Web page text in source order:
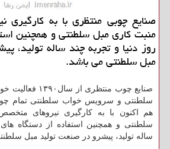
صنایع چوبی منتظری با به
منبت كاری مبل سلطنتی و همچنین
روز دنیا و تجربه چند ساله تولید،
مبل سلطنتی می باشد.
صنایع چوب منتظری
سلطنتی و سرویس خواب سلطنتی تمام
هم اکنون با به کارگیری نیروهای
سلطنتی و همچنین استفاده از دستگاه
ساله تولید، پیشرو در صنعت تولید مبل